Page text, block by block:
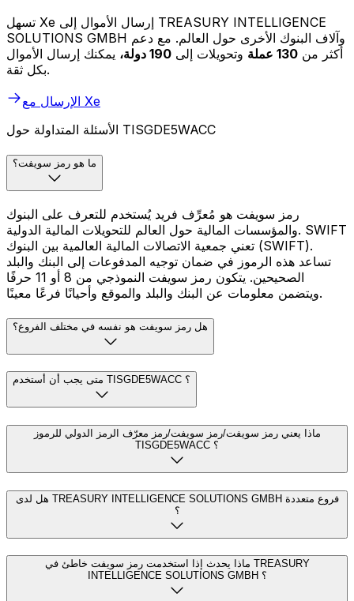
تسهل Xe إرسال الأموال إلى TREASURY INTELLIGENCE
SOLUTIONS GMBH وآلاف البنوك الأخرى حول العالم. مع دعم
أكثر من 130 عملة وتحويلات إلى 190 دولة،
يمكنك إرسال الأموال
بكل ثقة.
الإرسال مع Xe
الأسئلة المتداولة حول TISGDE5WACC
ما هو رمز سويفت؟
رمز سويفت هو مُعرِّف فريد يُستخدم للتعرف على البنوك
والمؤسسات المالية حول العالم للتحويلات المالية الدولية. SWIFT
تعني جمعية الاتصالات المالية العالمية بين البنوك (SWIFT).
تساعد هذه الرموز في ضمان توجيه المدفوعات إلى البنك والبلد
الصحيحين. يتكون رمز سويفت النموذجي من 8 أو 11 حرفًا
ويتضمن معلومات عن البنك والبلد والموقع وأحيانًا فرعًا معينًا.
هل رمز سويفت هو نفسه في مختلف الفروع؟
متى يجب أن أستخدم TISGDE5WACC ؟
ماذا يعني رمز سويفت/رمز سويفت/رمز معرّف الرمز الدولي للرموز
TISGDE5WACC ؟
هل لدى TREASURY INTELLIGENCE SOLUTIONS GMBH فروع متعددة
؟
ماذا يحدث إذا استخدمت رمز سويفت خاطئ في TREASURY
INTELLIGENCE SOLUTIONS GMBH ؟